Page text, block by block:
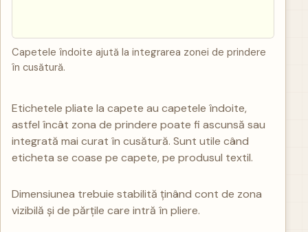
Capetele îndoite ajută la integrarea zonei de prindere
în cusătură.
Etichetele pliate la capete au capetele îndoite,
astfel încât zona de prindere poate fi ascunsă sau
integrată mai curat în cusătură. Sunt utile când
eticheta se coase pe capete, pe produsul textil.
Dimensiunea trebuie stabilită ținând cont de zona
vizibilă și de părțile care intră în pliere.